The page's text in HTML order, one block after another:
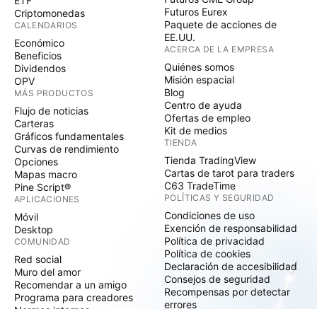
Criptomonedas
CALENDARIOS
Económico
Beneficios
Dividendos
OPV
MÁS PRODUCTOS
Flujo de noticias
Carteras
Gráficos fundamentales
Curvas de rendimiento
Opciones
Mapas macro
Pine Script®
APLICACIONES
Móvil
Desktop
COMUNIDAD
Red social
Muro del amor
Recomendar a un amigo
Programa para creadores
Futuros Eurex
Paquete de acciones de
EE.UU.
ACERCA DE LA EMPRESA
Quiénes somos
Misión espacial
Blog
Centro de ayuda
Ofertas de empleo
Kit de medios
TIENDA
Tienda TradingView
Cartas de tarot para traders
C63 TradeTime
POLÍTICAS Y SEGURIDAD
Condiciones de uso
Exención de responsabilidad
Política de privacidad
Política de cookies
Declaración de accesibilidad
Consejos de seguridad
Recompensas por detectar
errores